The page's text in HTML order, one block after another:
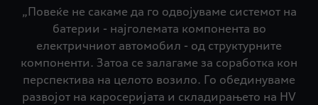
„Повеќе не сакаме да го одвојуваме системот на
батерии - најголемата компонента во
електричниот автомобил - од структурните
компоненти. Затоа се залагаме за соработка кон
перспектива на целото возило. Го обединуваме
развојот на каросеријата и складирањето на HV